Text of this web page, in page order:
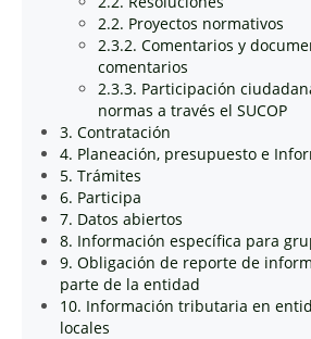
2.2. Proyectos normativos
2.3.2. Comentarios y
comentarios
2.3.3. Participación
normas a través el SUCOP
3. Contratación
4. Planeación, presupuesto e
5. Trámites
6. Participa
7. Datos abiertos
8. Información específica para
9. Obligación de reporte de
parte de la entidad
10. Información tributaria en
locales